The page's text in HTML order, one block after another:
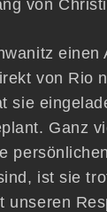
von
einen
von Rio
sie
Ganz
ist sie
unseren